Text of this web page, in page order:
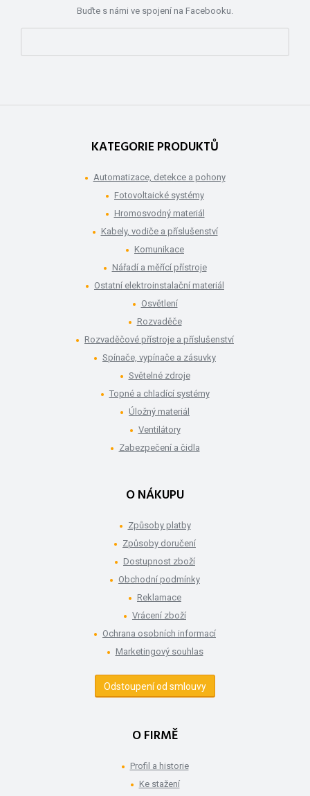
Buďte s námi ve spojení na Facebooku.
KATEGORIE PRODUKTŮ
Automatizace, detekce a pohony
Fotovoltaické systémy
Hromosvodný materiál
Kabely, vodiče a příslušenství
Komunikace
Nářadí a měřící přístroje
Ostatní elektroinstalační materiál
Osvětlení
Rozvaděče
Rozvaděčové přístroje a příslušenství
Spínače, vypínače a zásuvky
Světelné zdroje
Topné a chladící systémy
Úložný materiál
Ventilátory
Zabezpečení a čidla
O NÁKUPU
Způsoby platby
Způsoby doručení
Dostupnost zboží
Obchodní podmínky
Reklamace
Vrácení zboží
Ochrana osobních informací
Marketingový souhlas
Odstoupení od smlouvy
O FIRMĚ
Profil a historie
Ke stažení